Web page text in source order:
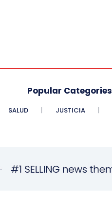
Popular Categories
SALUD JUSTICIA